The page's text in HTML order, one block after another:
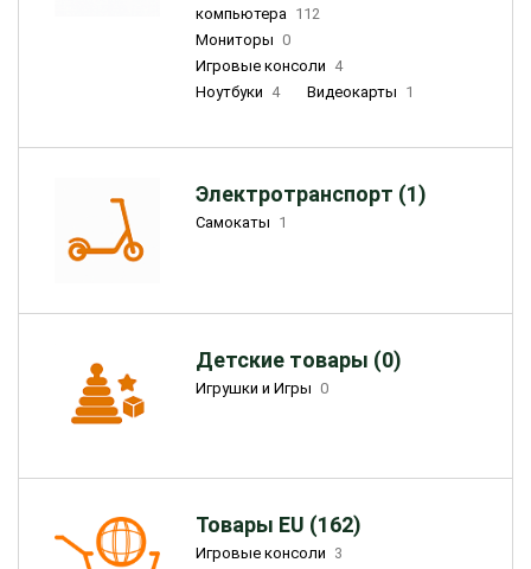
компьютера 112
Мониторы 0
Игровые консоли 4
Ноутбуки 4 Видеокарты 1
Электротранспорт (1)
Самокаты 1
Детские товары (0)
Игрушки и Игры 0
Товары EU (162)
Игровые консоли 3